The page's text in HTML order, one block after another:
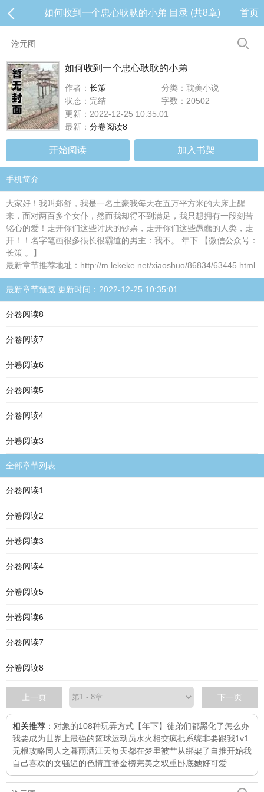
如何收到一个忠心耿耿的小弟 目录 (共8章) 首页
如何收到一个忠心耿耿的小弟
作者： 长策
分类：耽美小说
状态：完结
字数：20502
更新：2022-12-25 10:35:01
最新： 分卷阅读8
开始阅读 加入书架
手机简介
大家好！我叫郑舒，我是一名土豪我每天在五万平方米的大床上醒
来，面对两百多个女仆，然而我却得不到满足，我只想拥有一段刻苦
铭心的爱！走开你们这些讨厌的钞票，走开你们这些愚蠢的人类，走
开！！名字笔画很多很长很霸道的男主：我不。 年下 【微信公众号：
长策 。】
最新章节推荐地址：http://m.lekeke.net/xiaoshuo/86834/63445.html
最新章节预览 更新时间：2022-12-25 10:35:01
分卷阅读8
分卷阅读7
分卷阅读6
分卷阅读5
分卷阅读4
分卷阅读3
全部章节列表
分卷阅读1
分卷阅读2
分卷阅读3
分卷阅读4
分卷阅读5
分卷阅读6
分卷阅读7
分卷阅读8
上一页 下一页
相关推荐： 对象的108种玩弄方式 【年下】徒弟们都黑化了怎么办
我要成为世界上最强的篮球运动员水火相交疯批系统非要跟我1v1
无根攻略同人之暮雨洒江天每天都在梦里被艹从绑架了自推开始我
自己喜欢的文骚逼的色情直播金榜完美之双重卧底她好可爱